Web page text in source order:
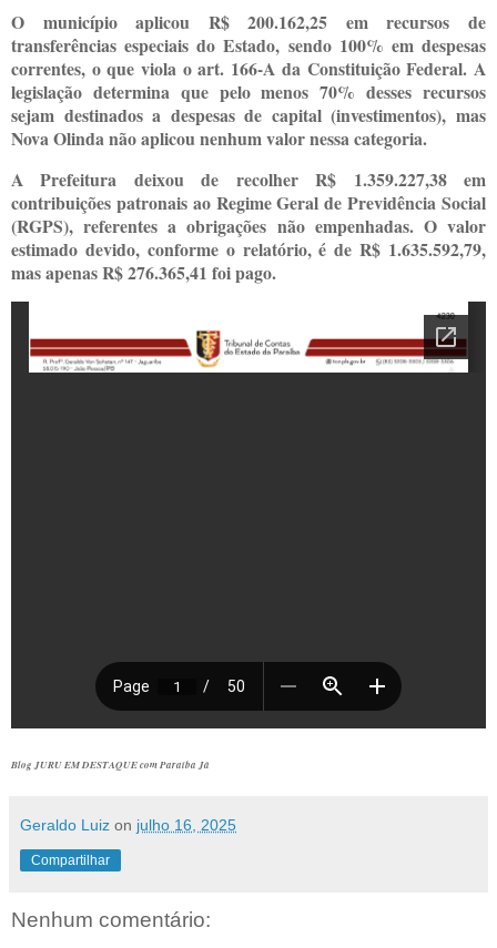
O município aplicou R$ 200.162,25 em recursos de
transferências especiais do Estado, sendo 100% em despesas
correntes, o que viola o art. 166-A da Constituição Federal. A
legislação determina que pelo menos 70% desses recursos
sejam destinados a despesas de capital (investimentos), mas
Nova Olinda não aplicou nenhum valor nessa categoria.
A Prefeitura deixou de recolher R$ 1.359.227,38 em
contribuições patronais ao Regime Geral de Previdência Social
(RGPS), referentes a obrigações não empenhadas. O valor
estimado devido, conforme o relatório, é de R$ 1.635.592,79,
mas apenas R$ 276.365,41 foi pago.
Blog JURU EM DESTAQUE com Paraíba Já
Geraldo Luiz on julho 16, 2025
Compartilhar
Nenhum comentário: